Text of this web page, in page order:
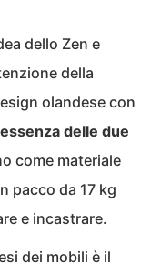
dello Zen e
della
olandese con
delle due
come materiale
pacco da 17 kg
e incastrare.
dei mobili è il